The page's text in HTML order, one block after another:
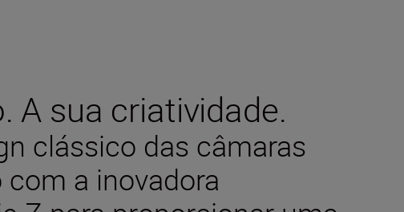
A sua criatividade.
clássico das câmaras
a inovadora